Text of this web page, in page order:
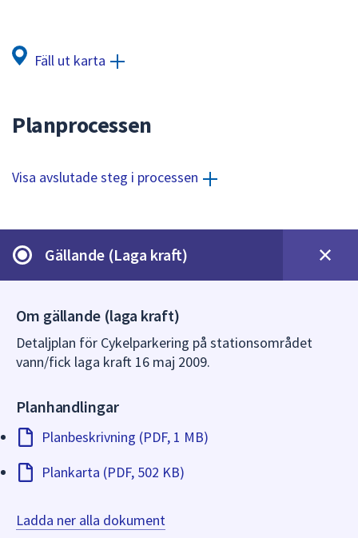
Fäll ut karta
Planprocessen
Visa avslutade steg i processen
Gällande (Laga kraft)
Om gällande (laga kraft)
Detaljplan för Cykelparkering på stationsområdet
vann/fick laga kraft 16 maj 2009.
Planhandlingar
Planbeskrivning (PDF, 1 MB)
Plankarta (PDF, 502 KB)
Ladda ner alla dokument